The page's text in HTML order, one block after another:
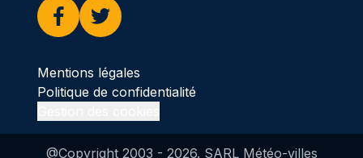
Facebook
Twitter
Mentions légales
Politique de confidentialité
@Copyright 2003 - 2026. SARL Météo-villes